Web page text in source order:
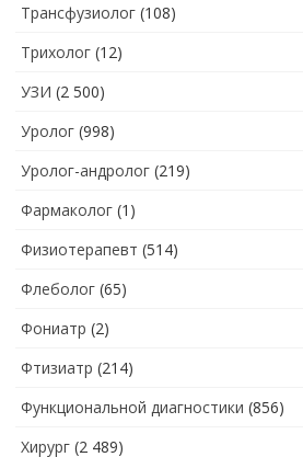
Трансфузиолог (108)
Трихолог (12)
УЗИ (2 500)
Уролог (998)
Уролог-андролог (219)
Фармаколог (1)
Физиотерапевт (514)
Флеболог (65)
Фониатр (2)
Фтизиатр (214)
Функциональной диагностики (856)
Хирург (2 489)